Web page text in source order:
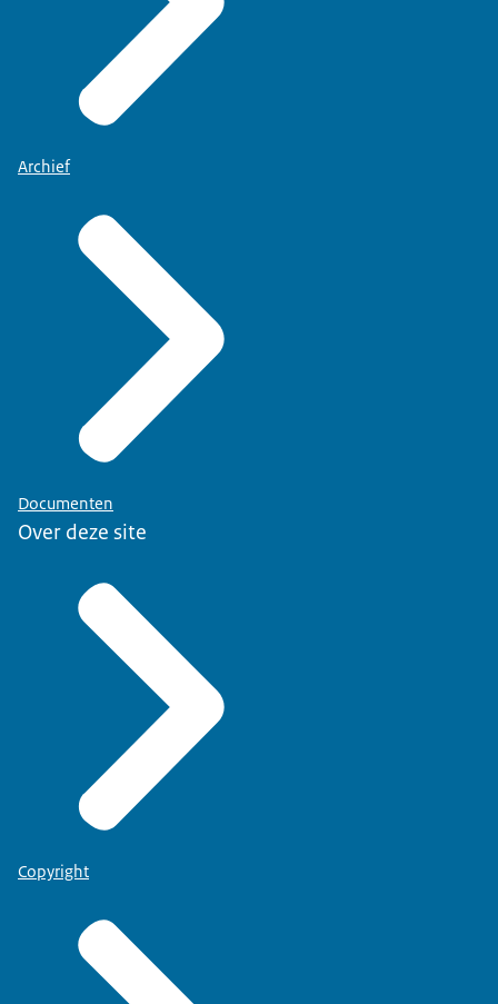
Archief
Documenten
Over deze site
Copyright